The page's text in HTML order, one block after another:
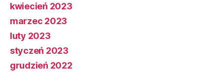
kwiecień 2023
marzec 2023
luty 2023
styczeń 2023
grudzień 2022